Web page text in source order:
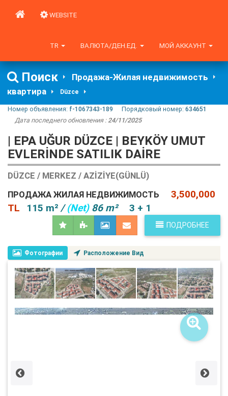
WEBSITE
МОЙ АККАУНТ
ВАЛЮТА/ДЕН.ЕД.
TR
Поиск
Продажа-Жилая недвижимость
квартира
Düzce
Номер объявления: f-1067343-189 Порядковый номер: 634651
Дата последнего обновления :24/11/2025
| EPA UĞUR DÜZCE | BEYKÖY UMUT
EVLERİNDE SATILIK DAİRE
DÜZCE / MERKEZ / AZIZIYE(GÜNLÜ)
ПРОДАЖА ЖИЛАЯ НЕДВИЖИМОСТЬ
3,500,000
TL
115 m² /(Net)86 m² 3 + 1
ПОДРОБНЕЕ
Фотографии Расположение Вид